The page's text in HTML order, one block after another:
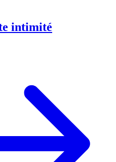
intimité